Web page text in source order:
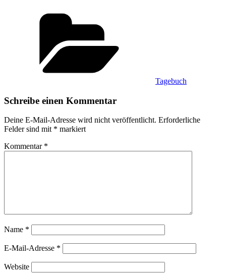
Tagebuch
Schreibe einen Kommentar
Deine E-Mail-Adresse wird nicht veröffentlicht. Erforderliche
Felder sind mit * markiert
Kommentar *
Name *
E-Mail-Adresse *
Website